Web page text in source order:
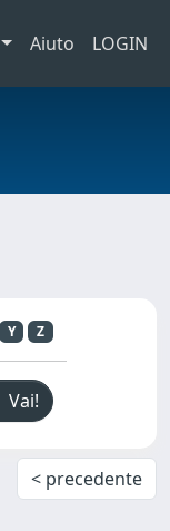
Aiuto LOGIN
Y Z
< precedente